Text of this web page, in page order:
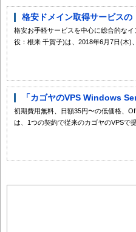
格安ドメイン取得サービス
格安お手軽サービスを中心に総合的な
役：根来 千賀子)は、2018年6月7日(木)
「カゴヤのVPS Windows
初期費用無料、日額35円〜の低価格、
は、1つの契約で従来のカゴヤのVPSで